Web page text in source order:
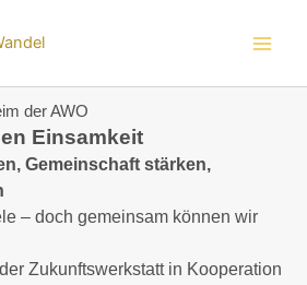
der AWO
Einsamkeit
Gemeinschaft stärken,
– doch gemeinsam können wir
Zukunftswerkstatt in Kooperation